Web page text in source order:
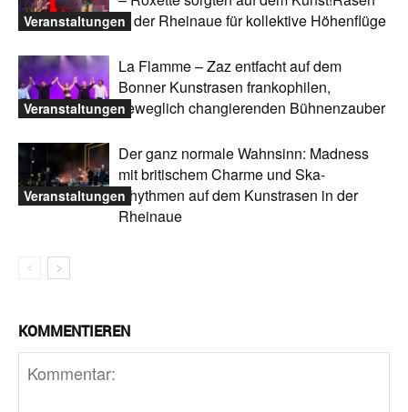
Veranstaltungenin der Rheinaue für kollektive Höhenflüge
Veranstaltungen
La Flamme – Zaz entfacht auf dem
Bonner Kunstrasen frankophilen,
beweglich changierenden Bühnenzauber
Veranstaltungen
Der ganz normale Wahnsinn: Madness
mit britischem Charme und Ska-
Rhythmen auf dem Kunstrasen in der
Rheinaue
KOMMENTIEREN